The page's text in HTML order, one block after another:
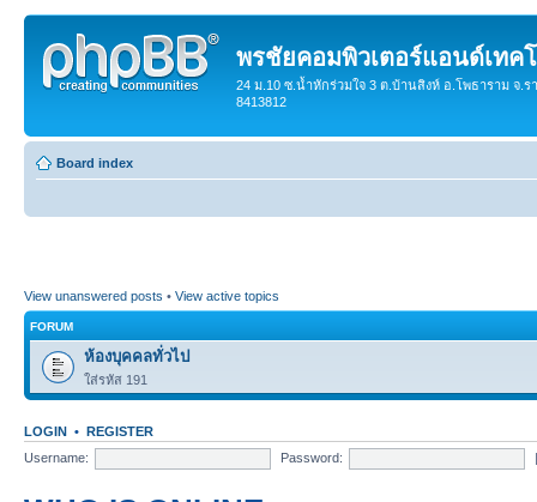
พรชัยคอมพิวเตอร์แอนด์เทค
24 ม.10 ซ.น้ำหักร่วมใจ 3 ต.บ้านสิงห์ อ.โพธาราม จ.ร
8413812
Board index
View unanswered posts • View active topics
FORUM
ห้องบุคคลทั่วไป
ใส่รหัส 191
LOGIN • REGISTER
Username:
Password: